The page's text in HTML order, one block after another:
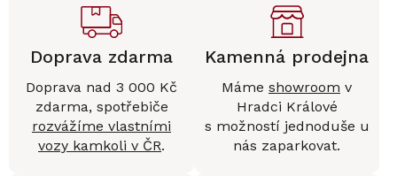
Doprava zdarma
Doprava nad 3 000 Kč
zdarma, spotřebiče
rozvážíme vlastními
vozy kamkoli v ČR.
Kamenná prodejna
Máme showroom v
Hradci Králové
s možností jednoduše u
nás zaparkovat.